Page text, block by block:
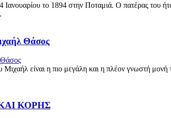
το 1894 στην Ποταμιά. Ο πατέρας του
Θάσος
είναι η πιο μεγάλη και η πλέον γνωστή
ΚΟΡΗΣ